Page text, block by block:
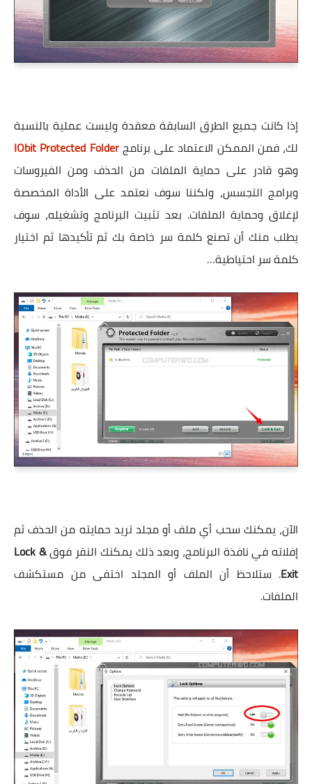
إذا كانت جميع الطرق السابقة معقدة وليست عملية بالنسبة
لك، فمن الممكن الاعتماد على برنامجIObit Protected Folder
وهو قادر على حماية الملفات من الحذف ومن الفيروسات
وبرامج التجسس، ولكننا سوف نعتمد على الأداة المخصصة
لإغلاق وحماية الملفات. بعد تثبيت البرنامج وتشغيله، سوف
يطلب منك أن تصنع كلمة سر خاصة بك ثم تأكيدها ثم اختيار
كلمة سر احتياطية…
الآن، يمكنك سحب أي ملف أو مجلد تريد حمايته من الحذف ثم
إفلاته في نافذة البرنامج، وبعد ذلك يمكنك النقر فوقLock &
Exit. ستلاحظ أن الملف أو المجلد اختفى من مستكشف
الملفات.